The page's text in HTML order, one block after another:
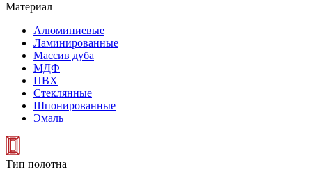
Материал
Алюминиевые
Ламинированные
Массив дуба
МДФ
ПВХ
Стеклянные
Шпонированные
Эмаль
Тип полотна